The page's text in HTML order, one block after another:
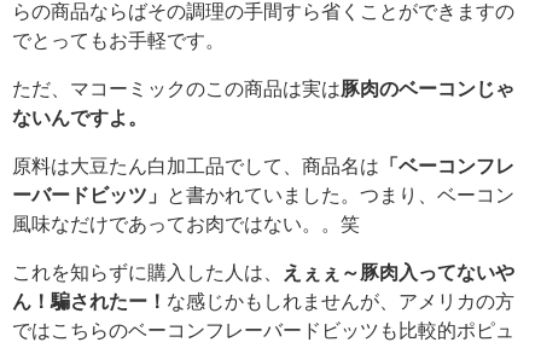
らの商品ならばその調理の手間すら省くことができますの
でとってもお手軽です。
ただ、マコーミックのこの商品は実は豚肉のベーコンじゃ
ないんですよ。
原料は大豆たん白加工品でして、商品名は 「ベーコンフレ
ーバードビッツ」
と書かれていました。つまり、ベーコン
風味なだけであってお肉ではない。。笑
これを知らずに購入した人は、
えぇぇ～豚肉入ってないや
ん！騙されたー！ な感じかもしれませんが、アメリカの方
ではこちらのベーコンフレーバードビッツも比較的ポピュ